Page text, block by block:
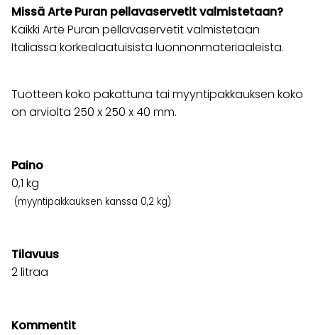
Missä Arte Puran pellavaservetit valmistetaan?
Kaikki Arte Puran pellavaservetit valmistetaan
Italiassa korkealaatuisista luonnonmateriaaleista.
Tuotteen koko pakattuna tai myyntipakkauksen koko
on arviolta 250 x 250 x 40 mm.
Paino
0,1 kg
(myyntipakkauksen kanssa 0,2 kg)
Tilavuus
2 litraa
Kommentit